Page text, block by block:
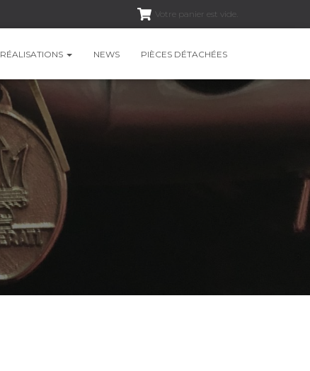
Votre panier est vide.
RÉALISATIONS NEWS PIÈCES DÉTACHÉES